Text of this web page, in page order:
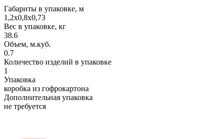
Габариты в упаковке, м
1,2х0,8х0,73
Вес в упаковке, кг
38.6
Объем, м.куб.
0.7
Количество изделий в упаковке
1
Упаковка
коробка из гофрокартона
Дополнительная упаковка
не требуется